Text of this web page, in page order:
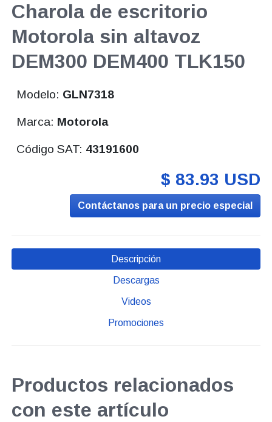
Charola de escritorio
Motorola sin altavoz
DEM300 DEM400 TLK150
Modelo: GLN7318
Marca: Motorola
Código SAT: 43191600
$ 83.93 USD
Contáctanos para un precio especial
Descripción
Descargas
Videos
Promociones
Productos relacionados
con este artículo